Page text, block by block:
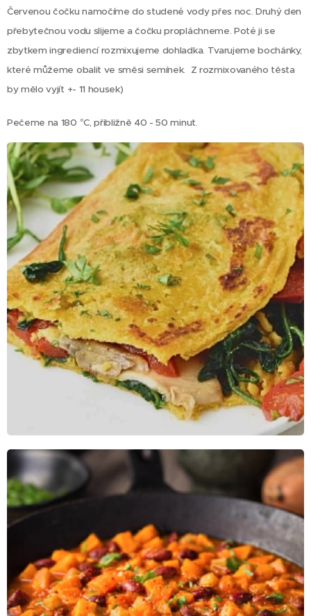
Červenou čočku namočíme do studené vody přes noc. Druhý den
přebytečnou vodu slijeme a čočku propláchneme. Poté ji se
zbytkem ingrediencí rozmixujeme dohladka. Tvarujeme bochánky,
které můžeme obalit ve směsi semínek. Z rozmixovaného těsta
by mělo vyjít +- 11 housek)
Pečeme na 180 °C, přibližně 40 - 50 minut.